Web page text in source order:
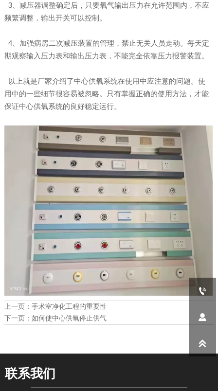
3、减压器调整确定后，只要氧气输出压力在允许范围内，不应
频繁调整，输出开关可以控制。
4、加强病房二次减压装置的管理，禁止无关人员走动。每天定
期观察输入压力表和输出压力表，不能完全依靠压力报警装置。
以上就是厂家介绍了中心供氧系统在使用中应注意的问题。使
用中的一些细节很容易被忽略。只有掌握正确的使用方法，才能
保证中心供氧系统的良好稳定运行。
上一页： 手术室净化工程的重要性
下一页： 如何使中心供氧停止供气
联系我们


